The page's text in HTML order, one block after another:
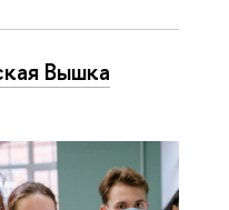
Вышка